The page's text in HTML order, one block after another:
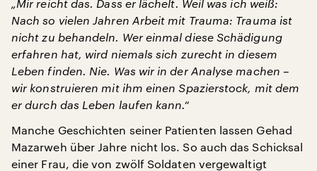
„Mir reicht das. Dass er lächelt. Weil was ich weiß:
Nach so vielen Jahren Arbeit mit Trauma: Trauma ist
nicht zu behandeln. Wer einmal diese Schädigung
erfahren hat, wird niemals sich zurecht in diesem
Leben finden. Nie. Was wir in der Analyse machen –
wir konstruieren mit ihm einen Spazierstock, mit dem
er durch das Leben laufen kann.“
Manche Geschichten seiner Patienten lassen Gehad
Mazarweh über Jahre nicht los. So auch das Schicksal
einer Frau, die von zwölf Soldaten vergewaltigt